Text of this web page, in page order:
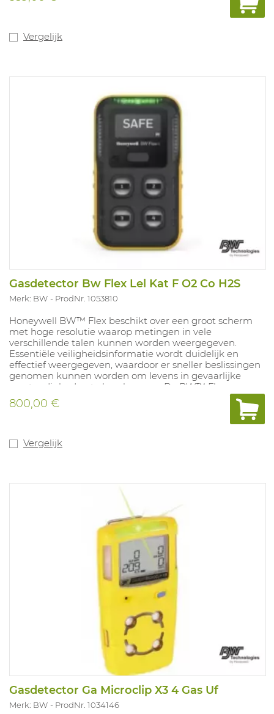
Vergelijk
Gasdetector Bw Flex Lel Kat F O2 Co H2S
Merk: BW ProdNr. 1053810
Honeywell BW™ Flex beschikt over een groot scherm
met hoge resolutie waarop metingen in vele
verschillende talen kunnen worden weergegeven.
Essentiële veiligheidsinformatie wordt duidelijk en
effectief weergegeven, waardoor er sneller beslissingen
genomen kunnen worden om levens in gevaarlijke
omstandigheden te beschermen. De BW™ Flex
gebruikt intelligente sensoren uit de i-serie. Deze
sensoren monitoren in real time de sensorstatus en
maken geavanceerd preventief ijken mogelijk. Ook
en het einde van het productleven. Door deze
van 4,5u, compatibel met Intellidox. De Infrarood OEG-
sensor met laag vermogen is bestand tegen
siliconenvergifitiging wat betekent dat er een
nauwkeurige controle van brandbare gassen
plaatsvindt. Eenvoudig in gebruik, bediening met 1
knop. Versie met gefilterde katalytische LEL filter (10 en
20%), O2 (19 ,5-23,5%), CO (TWA 20 ppm, STEL 100 ppm -
L 20 ppm en H 100 ppm) en H2S (TWA 1,6 ppm, STEL
4ppm- L 5 ppm en H 10 ppm) sensoren. Geen PBM.
800,00 €
Vergelijk
Gasdetector Ga Microclip X3 4 Gas Uf
Merk: BW ProdNr. 1034146